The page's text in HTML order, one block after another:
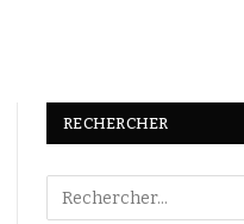
RECHERCHER